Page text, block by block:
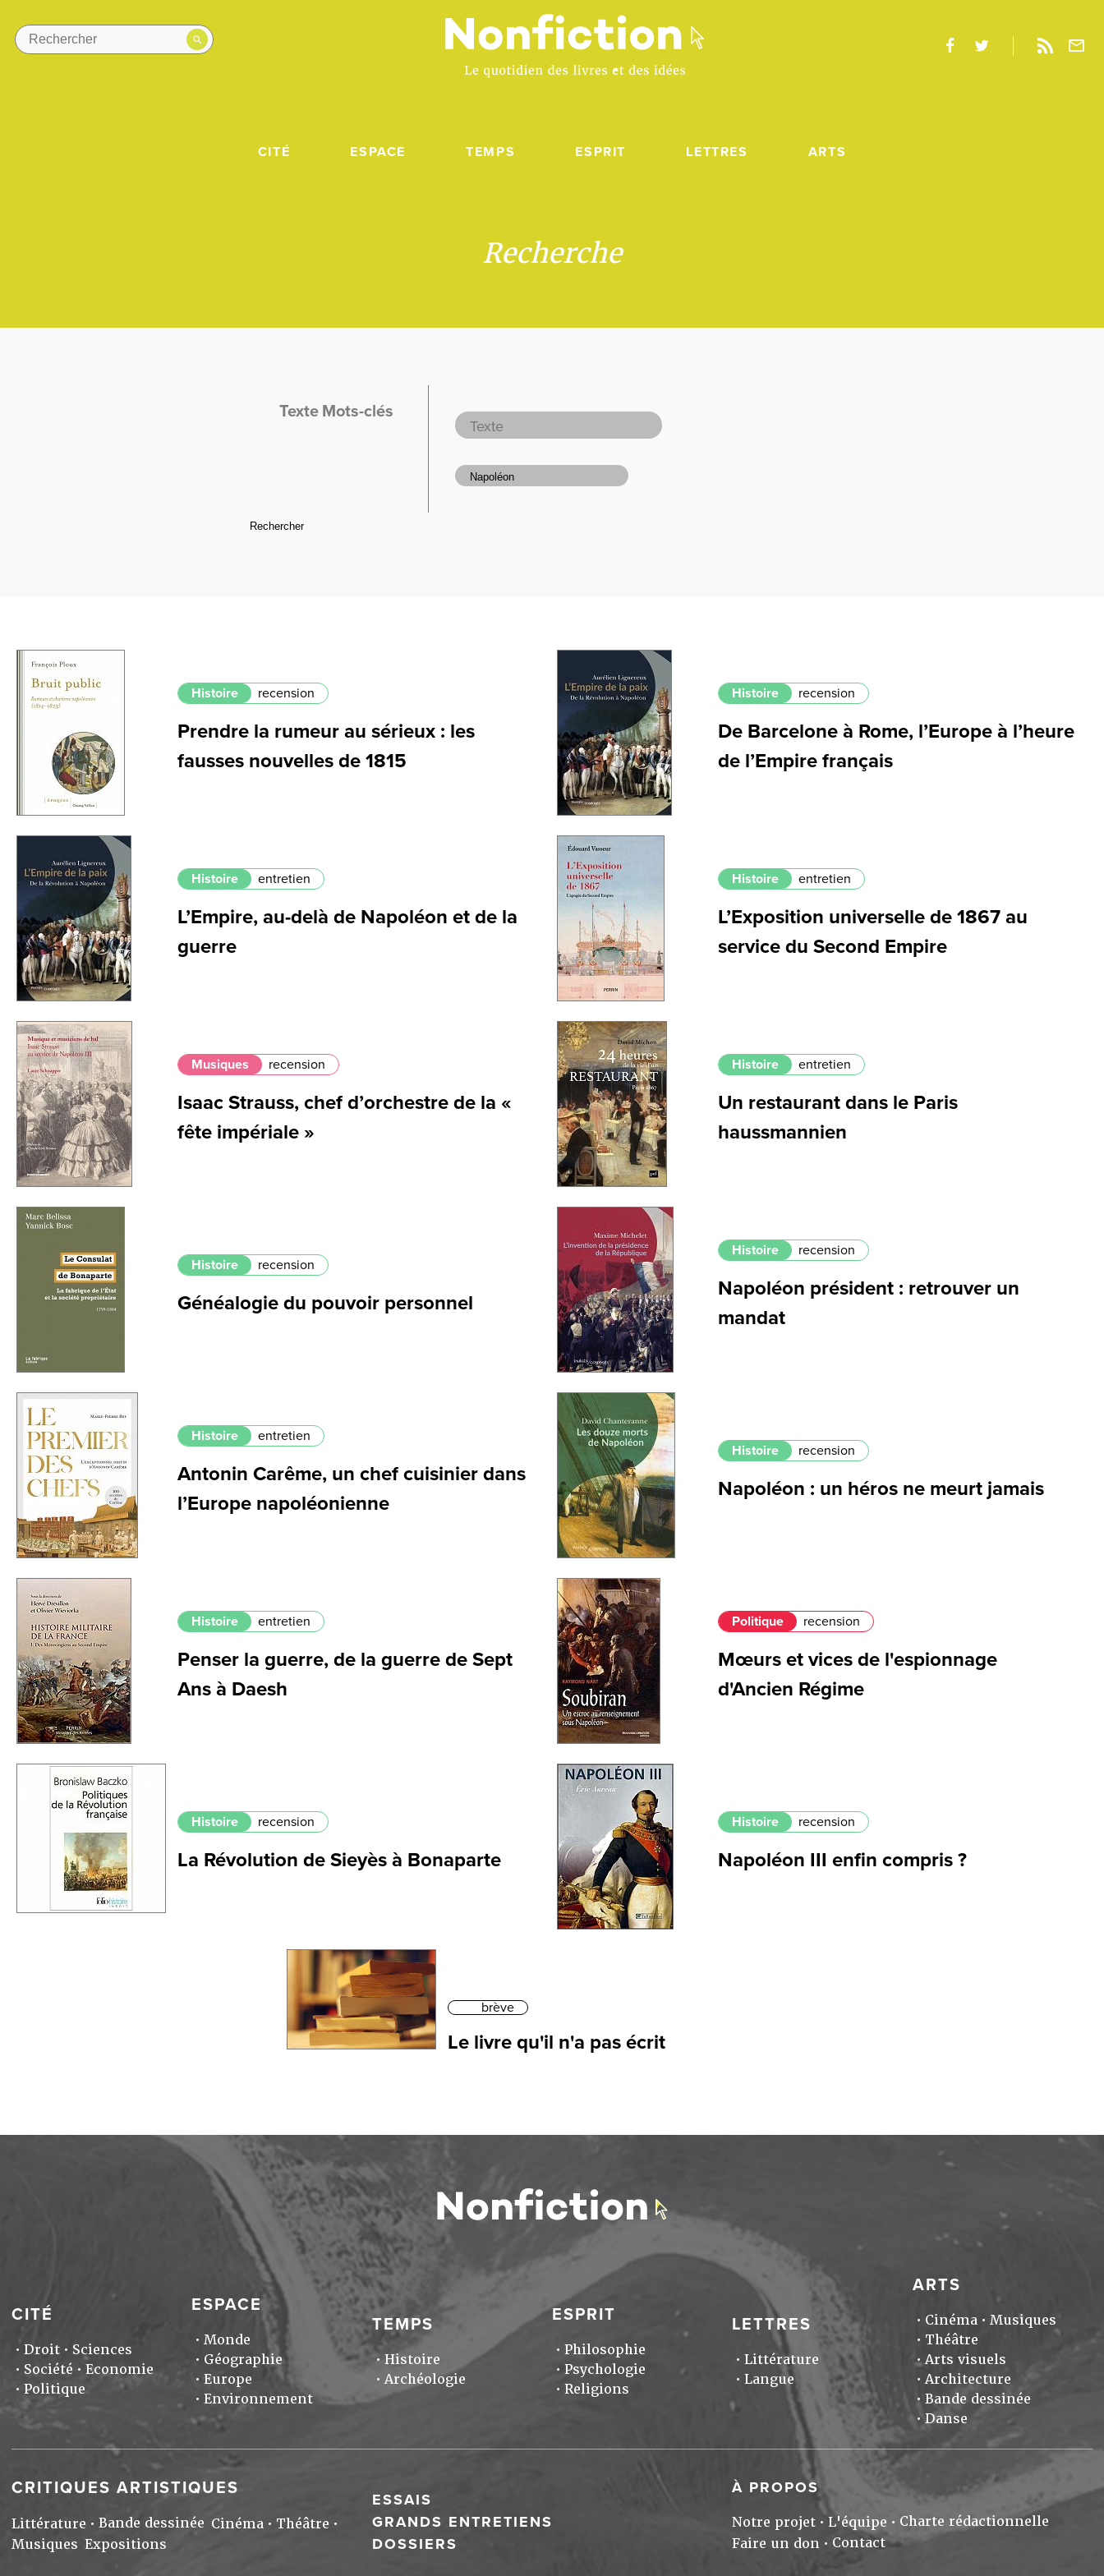
CITÉ ESPACE TEMPS ESPRIT LETTRES ARTS
Recherche
Texte Mots-clés
Histoire recension
Prendre la rumeur au sérieux : les
fausses nouvelles de 1815
Histoire recension
De Barcelone à Rome, l’Europe à l’heure
de l’Empire français
Histoire entretien
L’Empire, au-delà de Napoléon et de la
guerre
Histoire entretien
L’Exposition universelle de 1867 au
service du Second Empire
Musiques recension
Isaac Strauss, chef d’orchestre de la «
fête impériale »
Histoire entretien
Un restaurant dans le Paris
haussmannien
Histoire recension
Généalogie du pouvoir personnel
Histoire recension
Napoléon président : retrouver un
mandat
Histoire entretien
Antonin Carême, un chef cuisinier dans
l’Europe napoléonienne
Histoire recension
Napoléon : un héros ne meurt jamais
Histoire entretien
Penser la guerre, de la guerre de Sept
Ans à Daesh
Politique recension
Mœurs et vices de l'espionnage
d'Ancien Régime
Histoire recension
La Révolution de Sieyès à Bonaparte
Histoire recension
Napoléon III enfin compris ?
brève
Le livre qu'il n'a pas écrit
CITÉ
Droit
Sciences
Société
Economie
Politique
ESPACE
Monde
Géographie
Europe
Environnement
TEMPS
Histoire
Archéologie
ESPRIT
Philosophie
Psychologie
Religions
LETTRES
Littérature
Langue
ARTS
Cinéma
Musiques
Théâtre
Arts visuels
Architecture
Bande dessinée
Danse
CRITIQUES ARTISTIQUES
Littérature Bande dessinée Cinéma
Théâtre
Musiques Expositions
ESSAIS
GRANDS ENTRETIENS
DOSSIERS
À PROPOS
Notre projet L'équipe
Charte rédactionnelle
Faire un don
Contact